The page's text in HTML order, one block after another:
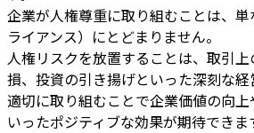
企業が人権尊重に取り組むことは、
ライアンス）にとどまりません。
人権リスクを放置することは、取引
損、投資の引き揚げといった深刻な経
適切に取り組むことで企業価値の向
いったポジティブな効果が期待できま